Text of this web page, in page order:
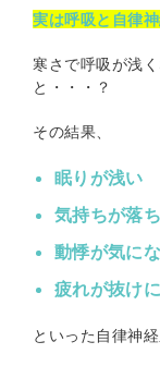
実は呼吸と自律
寒さで呼吸が浅
と・・・？
その結果、
眠りが浅い
気持ちが落
動悸が気に
疲れが抜け
といった自律神